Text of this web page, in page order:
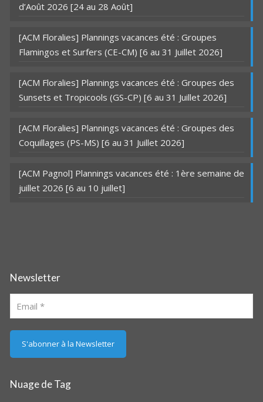
d’Août 2026 [24 au 28 Août]
[ACM Floralies] Plannings vacances été : Groupes
Flamingos et Surfers (CE-CM) [6 au 31 Juillet 2026]
[ACM Floralies] Plannings vacances été : Groupes des
Sunsets et Tropicools (GS-CP) [6 au 31 Juillet 2026]
[ACM Floralies] Plannings vacances été : Groupes des
Coquillages (PS-MS) [6 au 31 Juillet 2026]
[ACM Pagnol] Plannings vacances été : 1ère semaine de
juillet 2026 [6 au 10 juillet]
Newsletter
Nuage de Tag